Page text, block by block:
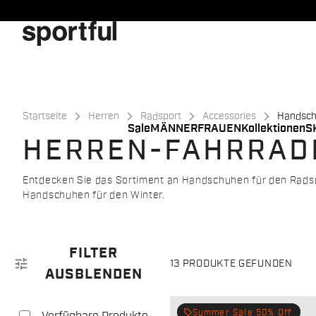
Inhalt
springen
Navigation
springen
Sale MÄNNERFRAUEN Kollektionen
Startseite Herren Radsport Accessories
HERREN-
Entdecken Sie das Sortiment an Handschuhen für den
Handschuhen für den Winter.
tune
FILTER
AUSBLENDEN
13 PRODUKTE GEFUNDEN
local_offerSummer Sale 50% Off